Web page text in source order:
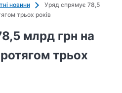
новини
Уряд спрямує 78,5
трьох років
млрд грн на
трьох